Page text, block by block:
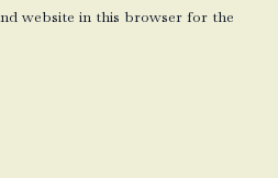
website in this browser for the